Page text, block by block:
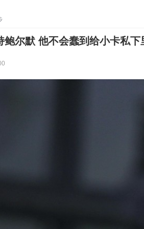
鲍尔默 他不会蠢到给小卡私下